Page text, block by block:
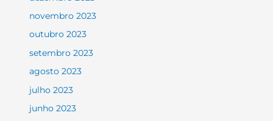
novembro 2023
outubro 2023
setembro 2023
agosto 2023
julho 2023
junho 2023